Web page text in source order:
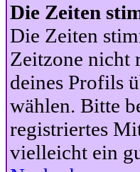
Die Zeiten
Die Zeiten
Zeitzone nicht
deines Profils
wählen. Bitte
registriertes
vielleicht ein